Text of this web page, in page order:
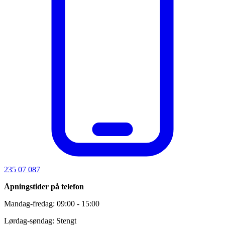
235 07 087
Åpningstider på telefon
Mandag-fredag: 09:00 - 15:00
Lørdag-søndag: Stengt